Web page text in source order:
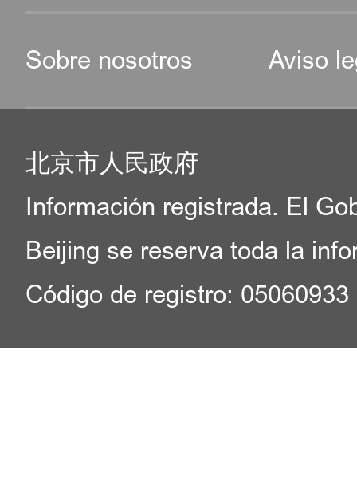
Sobre nosotros Aviso
北京市人民政府
Información registrada. El
Beijing se reserva toda la
Código de registro: 05060933